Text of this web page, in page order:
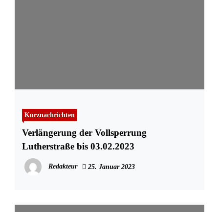
Kurznachrichten
Verlängerung der Vollsperrung
Lutherstraße bis 03.02.2023
Redakteur 25. Januar 2023